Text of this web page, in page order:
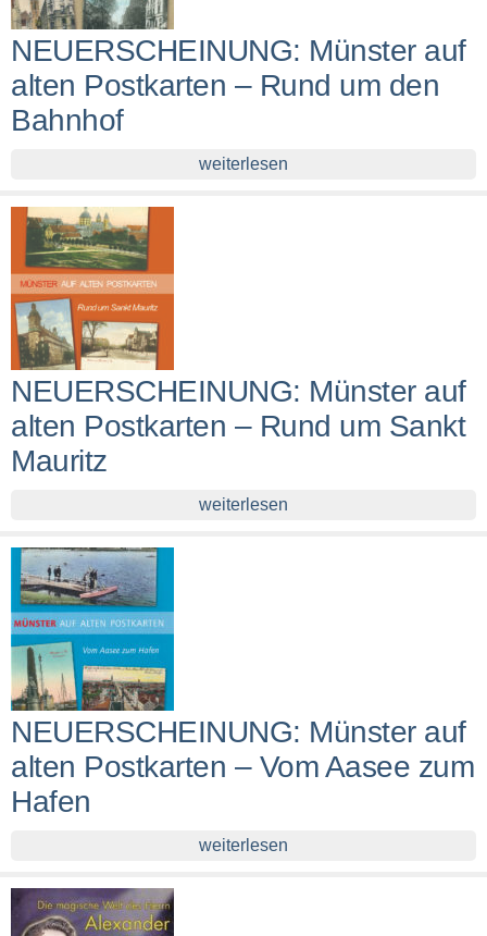
NEUERSCHEINUNG: Münster auf
alten Postkarten – Rund um den
Bahnhof
weiterlesen
NEUERSCHEINUNG: Münster auf
alten Postkarten – Rund um Sankt
Mauritz
weiterlesen
NEUERSCHEINUNG: Münster auf
alten Postkarten – Vom Aasee zum
Hafen
weiterlesen